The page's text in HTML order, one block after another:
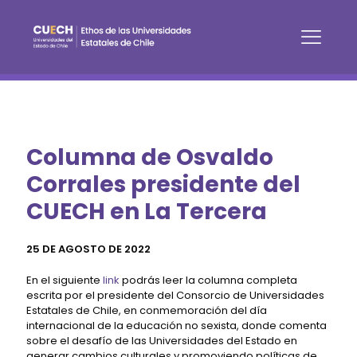
Columna de Osvaldo
Corrales presidente del
CUECH en La Tercera
25 DE AGOSTO DE 2022
En el siguiente link podrás leer la columna completa
escrita por el presidente del Consorcio de Universidades
Estatales de Chile, en conmemoración del día
internacional de la educación no sexista, donde comenta
sobre el desafío de las Universidades del Estado en